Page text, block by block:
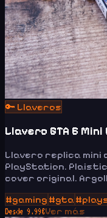
🔑 Llaveros
Llavero GTA 6 Mini
Llavero replica mini
PlayStation.
cover original.
#gaming #gta #
Desde 9.99€Ver más